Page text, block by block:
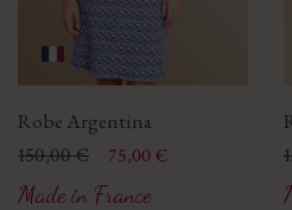
Robe Argentina
Prix
Prix de base
150,00 € 75,00 €
Made in France